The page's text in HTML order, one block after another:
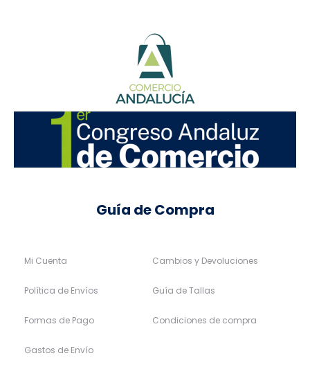
Guía de Compra
Mi Cuenta
Política de Envíos
Formas de Pago
Gastos de Envío
Cambios y Devoluciones
Guía de Tallas
Condiciones de compra